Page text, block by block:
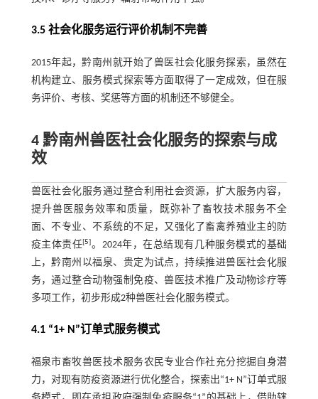
3.5 社会化服务运行评价机制不完善
2015年起，黔南州就开始了兽医社会化服务探索，虽然在
机构建立、服务模式探索等方面取得了一定成效，但在服
务评价、考核、奖惩等方面的机制还不够健全。
4 黔南州兽医社会化服务的探索与成
效
兽医社会化服务通过整合利用社会资源，扩大服务内容，
提升兽医服务效率和质量，既弥补了畜牧技术服务不全
面、不专业、不系统的不足，又强化了畜禽养殖业主的防
疫主体责任[5]。2024年，在总结现有几种服务模式的基础
上，黔南州以福泉、贵定为试点，持续推进兽医社会化服
务，通过整合动物强制免疫、兽医技术推广及动物诊疗等
多项工作，初步形成2种兽医社会化服务模式。
4.1 “1+ N”订单式服务模式
福泉市畜牧兽医技术服务农民专业合作社充分挖掘自身潜
力，对现有防疫资源进行优化整合，探索出“1+ N”订单式服